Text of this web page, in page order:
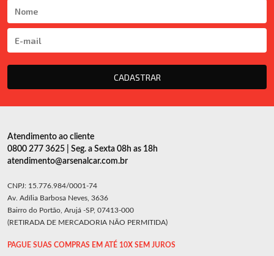
CADASTRAR
Atendimento ao cliente
0800 277 3625 | Seg. a Sexta 08h as 18h
atendimento@arsenalcar.com.br
CNPJ: 15.776.984/0001-74
Av. Adília Barbosa Neves, 3636
Bairro do Portão, Arujá -SP, 07413-000
(RETIRADA DE MERCADORIA NÃO PERMITIDA)
PAGUE SUAS COMPRAS EM ATÉ 10X SEM JUROS